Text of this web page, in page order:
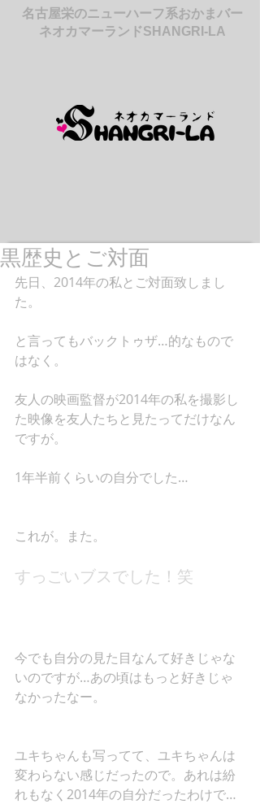
名古屋栄のニューハーフ系おかまバー
ネオカマーランドSHANGRI-LA
黒歴史とご対面
先日、2014年の私とご対面致しまし
た。
と言ってもバックトゥザ…的なもので
はなく。
友人の映画監督が2014年の私を撮影し
た映像を友人たちと見たってだけなん
ですが。
1年半前くらいの自分でした…
これが。また。
すっごいブスでした！笑
今でも自分の見た目なんて好きじゃな
いのですが…あの頃はもっと好きじゃ
なかったなー。
ユキちゃんも写ってて、ユキちゃんは
変わらない感じだったので。あれは紛
れもなく2014年の自分だったわけで…